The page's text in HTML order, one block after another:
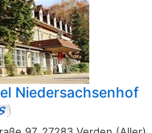
Niedersachsenhof